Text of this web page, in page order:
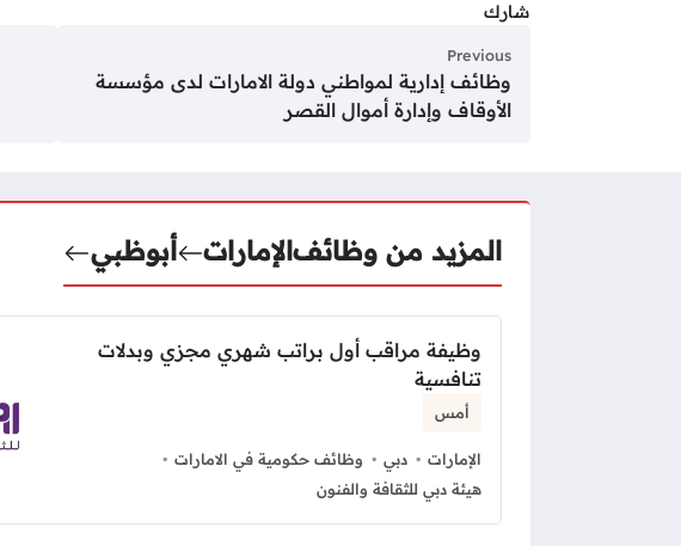
شارك
Previous
وظائف إدارية لمواطني دولة الامارات لدى مؤسسة
الأوقاف وإدارة أموال القصر
المزيد من وظائفالإمارات أبوظبي
وظيفة مراقب أول براتب شهري مجزي وبدلات
تنافسية
أمس
الإمارات دبي
وظائف حكومية في الامارات
هيئة دبي للثقافة والفنون